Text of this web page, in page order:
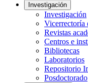
Investigación
Investigación
Vicerrectoría
Revistas
Centros e
Bibliotecas
Laboratorios
Repositorio
Posdoctorado